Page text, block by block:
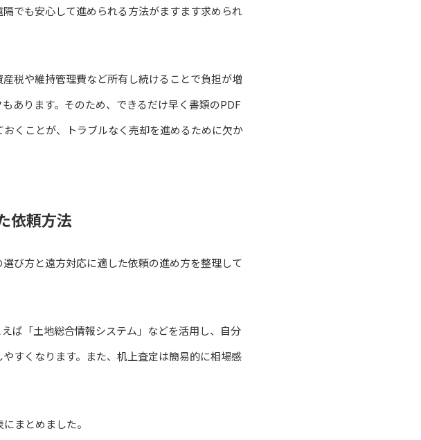
でも安心して進められる方法がますます求められ
税や維持管理費など所有し続けることで負担が増
あります。そのため、できるだけ早く書類のPDF
くことが、トラブルなく売却を進めるために欠か
依頼方法
び方と遠方対応に適した依頼の進め方を整理して
ば「土地総合情報システム」などを活用し、自分
すくなります。また、机上査定は簡易的に相場感
まとめました。